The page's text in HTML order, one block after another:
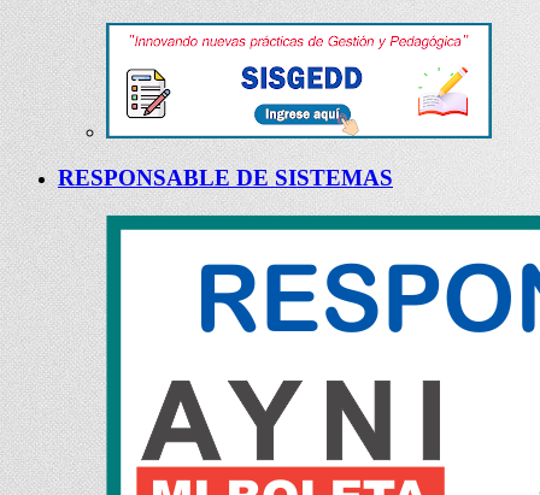
RESPONSABLE DE SISTEMAS